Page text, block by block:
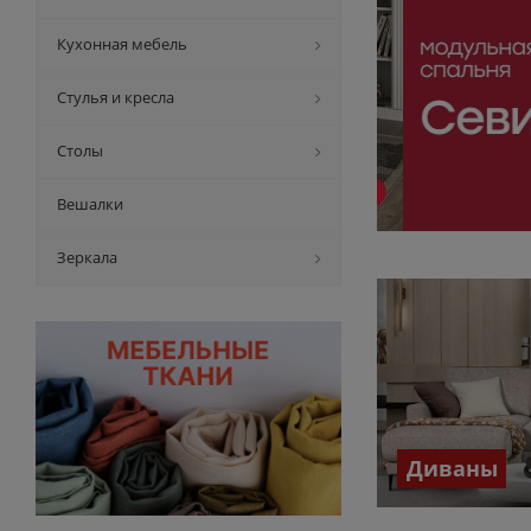
Диваны
Кухонная мебель
Стулья и кресла
Столы
Вешалки
Зеркала